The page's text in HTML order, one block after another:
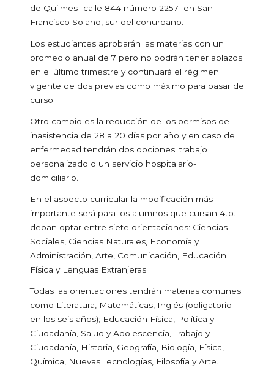
de Quilmes -calle 844 número 2257- en San
Francisco Solano, sur del conurbano.
Los estudiantes aprobarán las materias con un
promedio anual de 7 pero no podrán tener aplazos
en el último trimestre y continuará el régimen
vigente de dos previas como máximo para pasar de
curso.
Otro cambio es la reducción de los permisos de
inasistencia de 28 a 20 días por año y en caso de
enfermedad tendrán dos opciones: trabajo
personalizado o un servicio hospitalario-
domiciliario.
En el aspecto curricular la modificación más
importante será para los alumnos que cursan 4to.
deban optar entre siete orientaciones: Ciencias
Sociales, Ciencias Naturales, Economía y
Administración, Arte, Comunicación, Educación
Física y Lenguas Extranjeras.
Todas las orientaciones tendrán materias comunes
como Literatura, Matemáticas, Inglés (obligatorio
en los seis años); Educación Física, Política y
Ciudadanía, Salud y Adolescencia, Trabajo y
Ciudadanía, Historia, Geografía, Biología, Física,
Química, Nuevas Tecnologías, Filosofía y Arte.